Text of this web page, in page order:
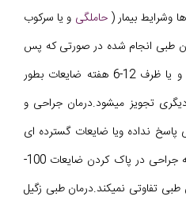
وشرایط بیمار (حاملگی و یا سرکوب
طبی انجام شده در صورتی که پس
از 3هفته اثار بهبودی دیده نشود و یا ظرف 12-6 هفته ضایعات بطور
تجویز میشود.درمان جراحی و
پاسخ نداده ویا ضایعات گسترده ای
دارند انجام میشود و اگرچه نتیجه جراحی در پاک کردن ضایعات 100-
طبی تفاوتی نمیکند.درمان طبی زگیل